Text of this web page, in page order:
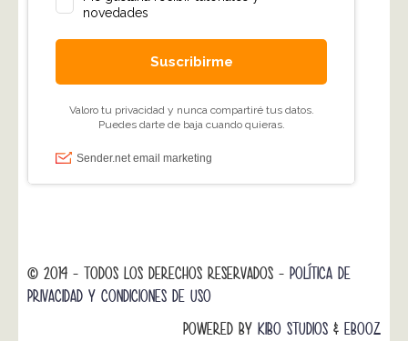
© 2014 - TODOS LOS DERECHOS RESERVADOS - POLÍTICA DE
PRIVACIDAD Y CONDICIONES DE USO
POWERED BY KIBO STUDIOS & EBOOZ